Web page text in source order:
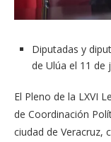
Diputadas y
de Ulúa el 11 de
El Pleno de la LXVI
de Coordinación
ciudad de Veracruz,